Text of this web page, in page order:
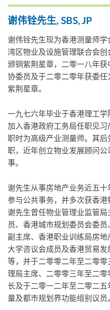
谢伟铨先生, SBS, JP
谢伟铨先生现为香港测量师
湾区物业及设施管理联合会
颁铜紫荆星章，二零一八年
协委员及于二零二零年获委
紫荆星章。
一九七六年毕业于香港理工
加入香港政府工务局任职见
职时为高级产业测量师。其
职，近年创立物业发展顾问
事。
谢先生从事房地产业务近五
参与公共事务，并多次获香港
谢先生曾任物业管理业监管
员、香港城市规划委员会委
副主席、香港职业训练局房
大学咨议会成员及香港贸易
等，并于二零零二年至二零
理局主席、二零零三年至二
长及于二零一二年至二零二
量及都市规划界功能组别议员。